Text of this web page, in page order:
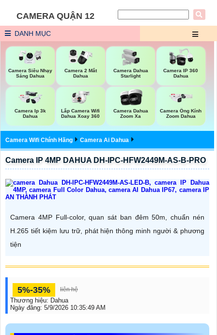
CAMERA QUẬN 12
DANH MỤC
Camera Siêu Nhạy
Sáng Dahua
Camera 2 Mắt
Dahua
Camera Dahua
Starlight
Camera IP 360
Dahua
Camera Ip 3k
Dahua
Lắp Camera Wifi
Dahua Xoay 360
Camera Dahua
Zoom Xa
Camera Ống Kính
Zoom Dahua
Camera Wifi Chính Hãng Camera Ai Dahua
Camera IP 4MP DAHUA DH-IPC-HFW2449M-AS-B-PRO
Camera 4MP Full-color, quan sát ban đêm 50m, chuẩn nén
H.265 tiết kiệm lưu trữ, phát hiện thông minh người & phương
tiện
5%-35% liên hệ
Thương hiệu: Dahua
Ngày đăng: 5/9/2026 10:35:49 AM